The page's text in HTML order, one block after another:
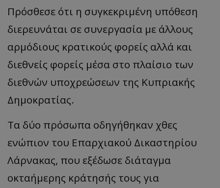
Πρόσθεσε ότι η συγκεκριμένη υπόθεση
διερευνάται σε συνεργασία με άλλους
αρμόδιους κρατικούς φορείς αλλά και
διεθνείς φορείς μέσα στο πλαίσιο των
διεθνών υποχρεώσεων της Κυπριακής
Δημοκρατίας.
Τα δύο πρόσωπα οδηγήθηκαν χθες
ενώπιον του Επαρχιακού Δικαστηρίου
Λάρνακας, που εξέδωσε διάταγμα
οκταήμερης κράτησής τους για